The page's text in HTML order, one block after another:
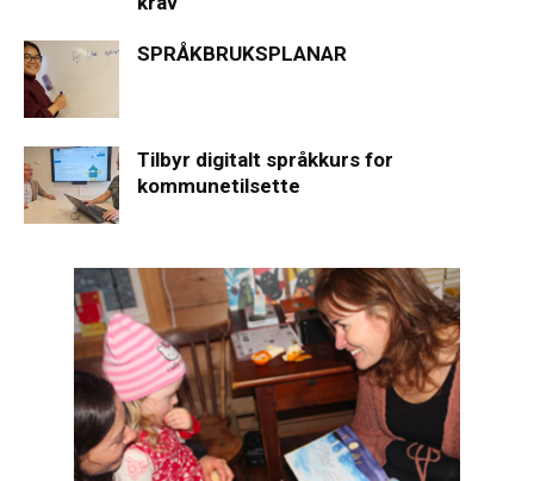
SPRÅKBRUKSPLANAR
Tilbyr digitalt språkkurs for
kommunetilsette